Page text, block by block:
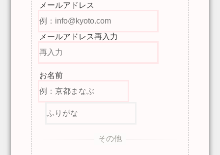
メールアドレス
メールアドレス再入力
お名前